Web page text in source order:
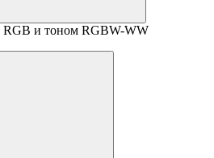
RGB и тоном RGBW-WW